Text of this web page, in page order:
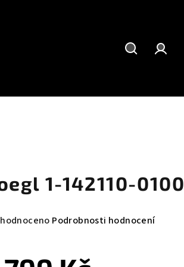
1-142110-0100
Podrobnosti hodnocení